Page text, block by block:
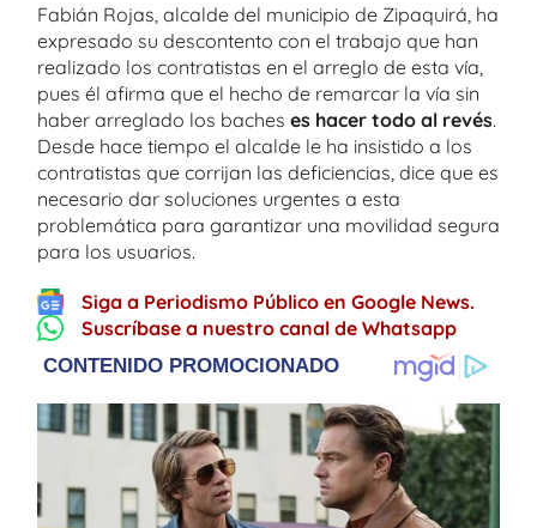
Fabián Rojas, alcalde del municipio de Zipaquirá, ha
expresado su descontento con el trabajo que han
realizado los contratistas en el arreglo de esta vía,
pues él afirma que el hecho de remarcar la vía sin
haber arreglado los baches es hacer todo al revés.
Desde hace tiempo el alcalde le ha insistido a los
contratistas que corrijan las deficiencias, dice que es
necesario dar soluciones urgentes a esta
problemática para garantizar una movilidad segura
para los usuarios.
Siga a Periodismo Público en Google News.
Suscríbase a nuestro canal de Whatsapp